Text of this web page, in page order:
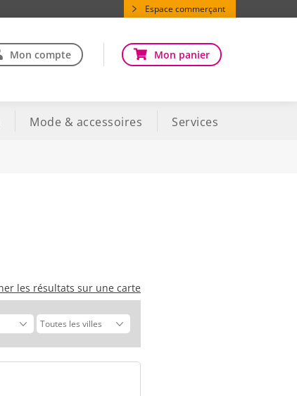
Espace commerçant
Mon compte Mon panier
Mode & accessoires Services
les résultats sur une carte